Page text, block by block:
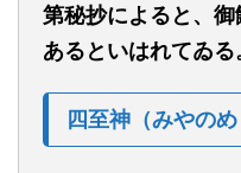
第秘抄によると、
あるといはれてゐる
四至神（みやのめ